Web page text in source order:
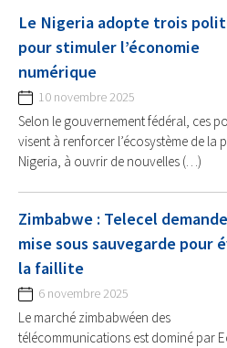
Le Nigeria adopte trois
pour stimuler l’économie
numérique
10 novembre 2025
Selon le gouvernement fédéral, ces
visent à renforcer l’écosystème de la
Nigeria, à ouvrir de nouvelles (…)
Zimbabwe : Telecel
mise sous sauvegarde pour
la faillite
6 novembre 2025
Le marché zimbabwéen des
télécommunications est dominé par